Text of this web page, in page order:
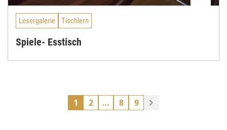
Lesergalerie Tischlern
Spiele- Esstisch
1 2 … 8 9